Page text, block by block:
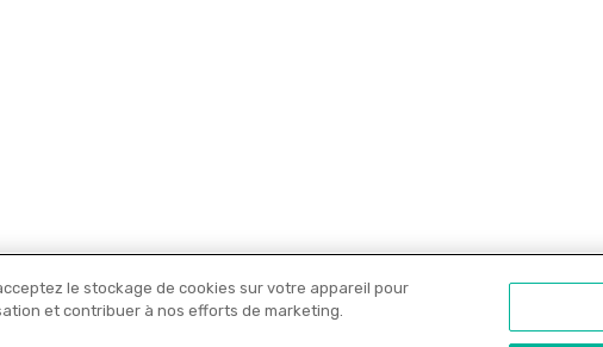
Editions Nos libraires Offres PRO
le stockage de cookies sur votre appareil pour
et contribuer à nos efforts de marketing.